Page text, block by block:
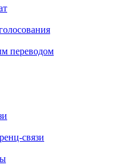
переводом
связи